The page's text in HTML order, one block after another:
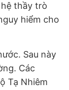
thầy trò
hiểm cho
Sau này
Các
Tạ Nhiêm